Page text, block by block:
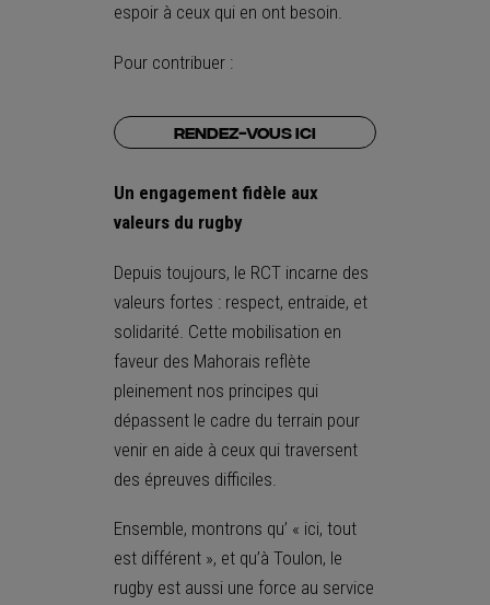
espoir à ceux qui en ont besoin.
Pour contribuer :
RENDEZ-VOUS ICI
Un engagement fidèle aux
valeurs du rugby
Depuis toujours, le RCT incarne des
valeurs fortes : respect, entraide, et
solidarité. Cette mobilisation en
faveur des Mahorais reflète
pleinement nos principes qui
dépassent le cadre du terrain pour
venir en aide à ceux qui traversent
des épreuves difficiles.
Ensemble, montrons qu’ « ici, tout
est différent », et qu’à Toulon, le
rugby est aussi une force au service